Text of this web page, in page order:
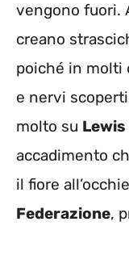
vengono fuori.
creano
poiché in molti
e nervi
molto su
accadimento
il fiore
Federazione,